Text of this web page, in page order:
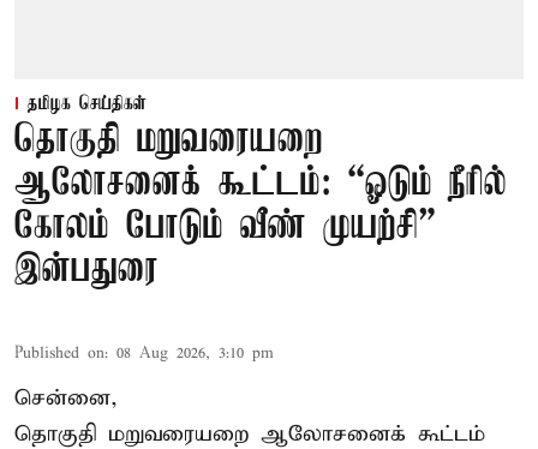
தமிழக செய்திகள்
தொகுதி மறுவரையறை
ஆலோசனைக் கூட்டம்: “ஓடும் நீரில்
கோலம் போடும் வீண் முயற்சி” –
இன்பதுரை
Published on: 08 Aug 2026, 3:10 pm
சென்னை,
தொகுதி மறுவரையறை ஆலோசனைக் கூட்டம்